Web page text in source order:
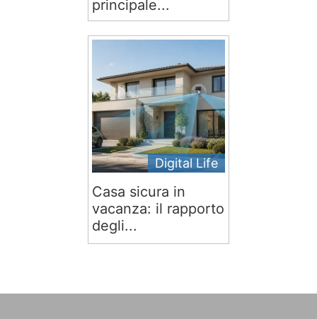
principale...
Digital Life
Casa sicura in
vacanza: il rapporto
degli...